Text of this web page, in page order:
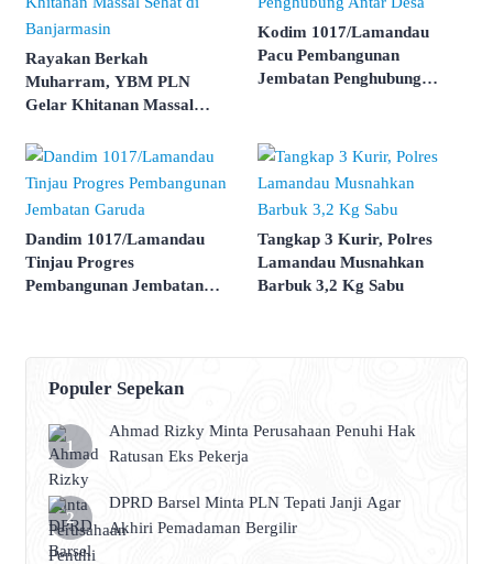
Rayakan Berkah
Muharram, YBM PLN
Gelar Khitanan Massal
Kodim 1017/Lamandau
Pacu Pembangunan
Jembatan Penghubung
Dandim 1017/Lamandau
Tinjau Progres
Pembangunan Jembatan
Tangkap 3 Kurir, Polres
Lamandau Musnahkan
Barbuk 3,2 Kg Sabu
Populer Sepekan
Ahmad Rizky Minta Perusahaan Penuhi Hak
Ratusan Eks Pekerja
DPRD Barsel Minta PLN Tepati Janji Agar
Akhiri Pemadaman Bergilir